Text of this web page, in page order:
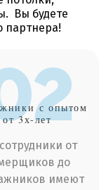
Вы будете
партнера!
с опытом
от 3х-лет
от
до
имеют